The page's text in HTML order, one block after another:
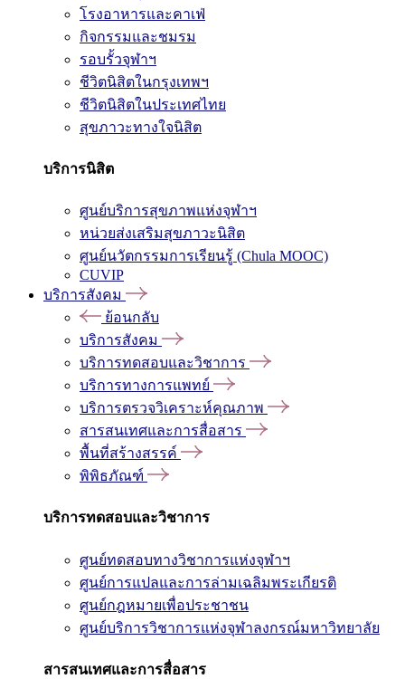
โรงอาหารและคาเฟ่
กิจกรรมและชมรม
รอบรั้วจุฬาฯ
ชีวิตนิสิตในกรุงเทพฯ
ชีวิตนิสิตในประเทศไทย
สุขภาวะทางใจนิสิต
บริการนิสิต
ศูนย์บริการสุขภาพแห่งจุฬาฯ
หน่วยส่งเสริมสุขภาวะนิสิต
ศูนย์นวัตกรรมการเรียนรู้ (Chula MOOC)
CUVIP
บริการสังคม
ย้อนกลับ
บริการสังคม
บริการทดสอบและวิชาการ
บริการทางการแพทย์
บริการตรวจวิเคราะห์คุณภาพ
สารสนเทศและการสื่อสาร
พื้นที่สร้างสรรค์
พิพิธภัณฑ์
บริการทดสอบและวิชาการ
ศูนย์ทดสอบทางวิชาการแห่งจุฬาฯ
ศูนย์การแปลและการล่ามเฉลิมพระเกียรติ
ศูนย์กฎหมายเพื่อประชาชน
ศูนย์บริการวิชาการแห่งจุฬาลงกรณ์มหาวิทยาลัย
สารสนเทศและการสื่อสาร